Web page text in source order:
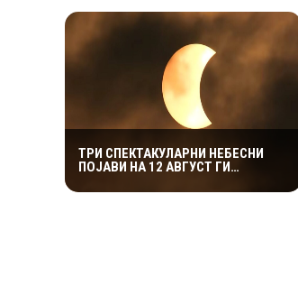
ТРИ СПЕКТАКУЛАРНИ НЕБЕСНИ
ПОЈАВИ НА 12 АВГУСТ ГИ
МРЕЖИ: „ОВА Е БУКВАЛНО КРАЈОТ